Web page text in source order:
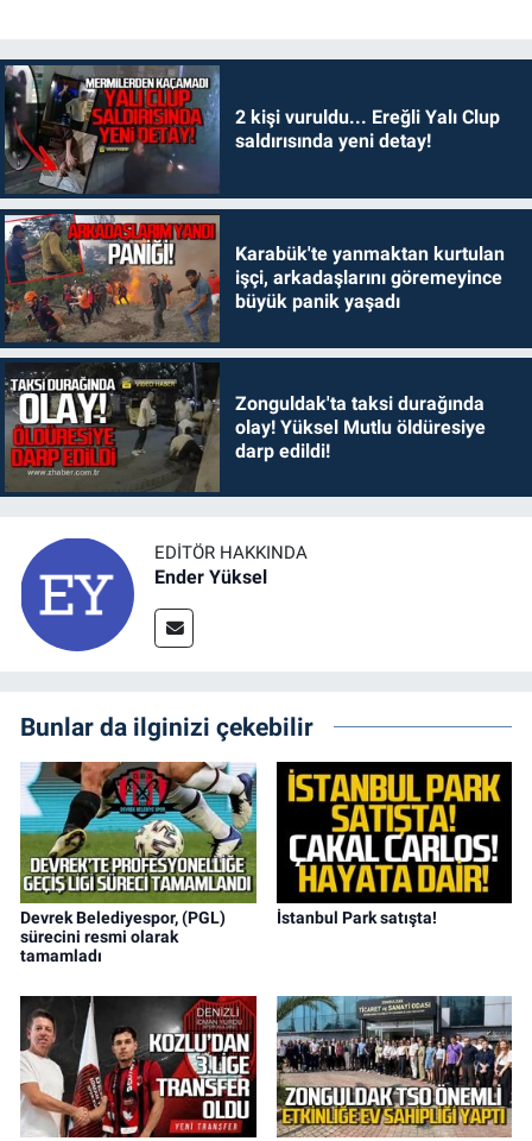
2 kişi vuruldu... Ereğli Yalı Clup
saldırısında yeni detay!
Karabük'te yanmaktan kurtulan
işçi, arkadaşlarını göremeyince
büyük panik yaşadı
Zonguldak'ta taksi durağında
olay! Yüksel Mutlu öldüresiye
darp edildi!
EDITÖR HAKKINDA
Ender Yüksel
Bunlar da ilginizi çekebilir
Devrek Belediyespor, (PGL)
sürecini resmi olarak
tamamladı
İstanbul Park satışta!